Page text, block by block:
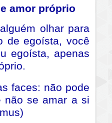
amor próprio
olhar para
de egoísta, você
egoísta, apenas
faces: não pode
não se amar a si